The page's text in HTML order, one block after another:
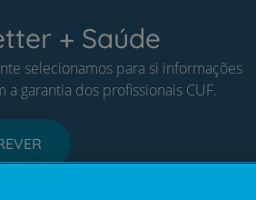
+ Saúde
selecionamos para si informações
a garantia dos profissionais CUF.